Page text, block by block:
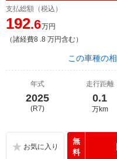
支払総額（税込）
192.6万円
（諸経費8 .8 万円含む）
この車種の
年式
2025
(R7)
走行距離
0.1
万km
無
料